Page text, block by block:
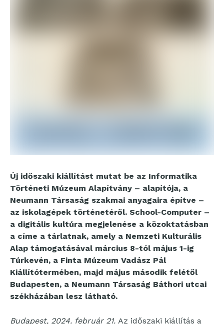
Új időszaki kiállítást mutat be az Informatika
Történeti Múzeum Alapítvány – alapítója, a
Neumann Társaság szakmai anyagaira építve –
az iskolagépek történetéről. School-Computer –
a digitális kultúra megjelenése a közoktatásban
a címe a tárlatnak, amely a Nemzeti Kulturális
Alap támogatásával március 8-tól május 1-ig
Túrkevén, a Finta Múzeum Vadász Pál
Kiállítótermében, majd május második felétől
Budapesten, a Neumann Társaság Báthori utcai
székházában lesz látható.
Budapest, 2024. február 21. Az időszaki kiállítás a